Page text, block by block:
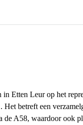
Etten Leur op het
betreft een
A58, waardoor ook